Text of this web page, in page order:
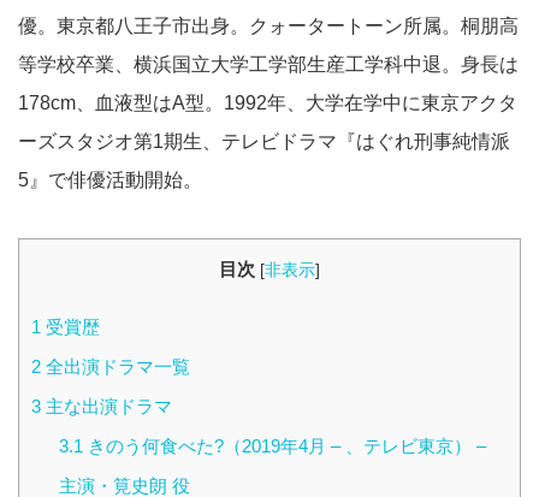
優。東京都八王子市出身。クォータートーン所属。桐朋高
等学校卒業、横浜国立大学工学部生産工学科中退。身長は
178cm、血液型はA型。1992年、大学在学中に東京アクタ
ーズスタジオ第1期生、テレビドラマ『はぐれ刑事純情派
5』で俳優活動開始。
目次 [非表示]
1 受賞歴
2 全出演ドラマ一覧
3 主な出演ドラマ
3.1 きのう何食べた?（2019年4月 – 、テレビ東京） –
主演・筧史朗 役